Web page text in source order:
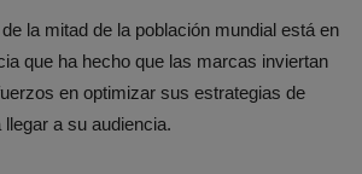
la mitad de la población mundial está en
que ha hecho que las marcas inviertan
en optimizar sus estrategias de
a su audiencia.